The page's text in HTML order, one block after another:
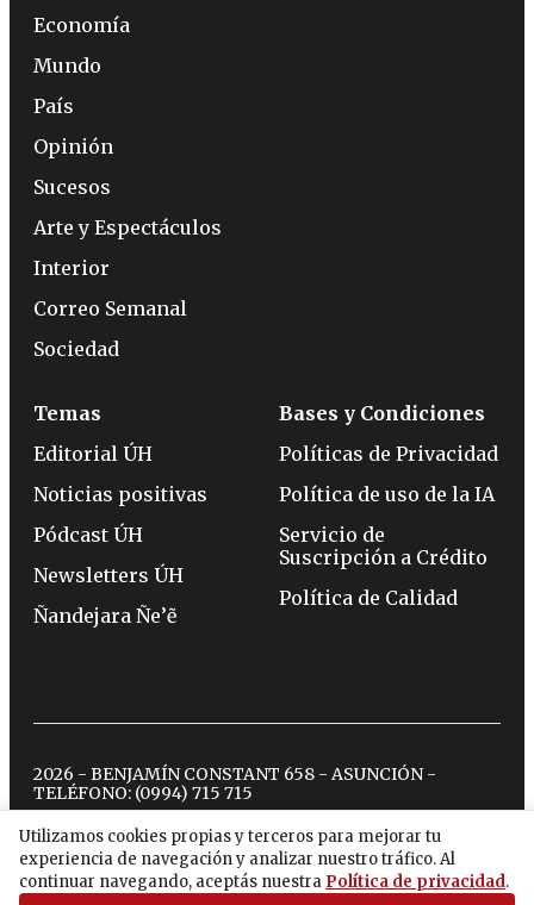
Utilizamos cookies propias y terceros para mejorar tu
experiencia de navegación y analizar nuestro tráfico. Al
continuar navegando, aceptás nuestra Política de privacidad.
Economía
Mundo
País
Opinión
Sucesos
Arte y Espectáculos
Interior
Correo Semanal
Sociedad
Temas
Editorial ÚH
Noticias positivas
Pódcast ÚH
Newsletters ÚH
Ñandejara Ñe’ẽ
Bases y Condiciones
Políticas de Privacidad
Política de uso de la IA
Servicio de
Suscripción a Crédito
Política de Calidad
2026 - BENJAMÍN CONSTANT 658 - ASUNCIÓN -
TELÉFONO: (0994) 715 715
twitterinstagram
facebook
tiktokyoutubespotify